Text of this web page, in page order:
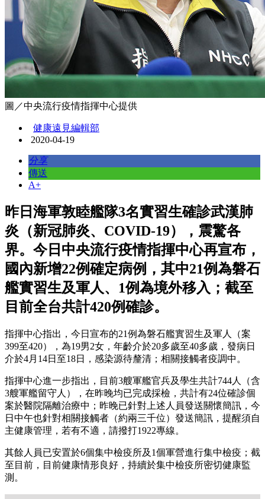
圖／中央流行疫情指揮中心提供
健康遠見編輯部
2020-04-19
分享
傳送
A+
昨日海軍敦睦艦隊3名實習生確診武漢肺
炎（新冠肺炎、COVID-19），震驚各
界。今日中央流行疫情指揮中心再宣布，
國內新增22例確定病例，其中21例為磐石
艦實習生及軍人、1例為境外移入；截至
目前全台共計420例確診。
指揮中心指出，今日宣布的21例為磐石艦實習生及軍人（案
399至420），為19男2女，年齡介於20多歲至40多歲，發病日
介於4月14日至18日，感染源待釐清；相關接觸者疫調中。
指揮中心進一步指出，目前3艘軍艦官兵及學生共計744人（含
3艘軍艦留守人），在昨晚均已完成採檢，共計有24位確診個
案於醫院隔離治療中；昨晚已針對上述人員發送關懷簡訊，今
日中午也針對相關接觸者（約兩三千位）發送簡訊，提醒須自
主健康管理，若有不適，請撥打1922專線。
其餘人員已安置於6個集中檢疫所及1個軍營進行集中檢疫；截
至目前，目前健康情形良好，持續於集中檢疫所密切健康監
測。